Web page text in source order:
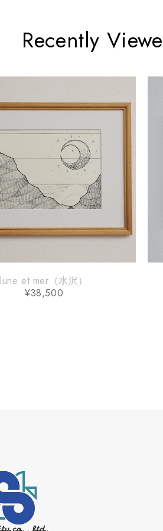
Recently
lune et mer（水沢）
¥38,500